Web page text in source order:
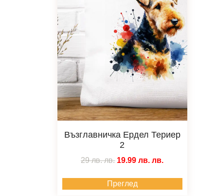
Възглавничка Ердел Териер
2
29 лв.лв. 19.99 лв.лв.
Преглед